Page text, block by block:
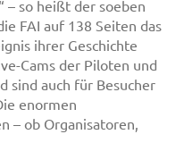
– so heißt der soeben
FAI auf 138 Seiten das
ihrer Geschichte
Cams der Piloten und
sind auch für Besucher
enormen
– ob Organisatoren,